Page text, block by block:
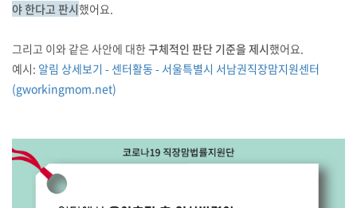
야 한다고 판시했어요.
그리고 이와 같은 사안에 대한구체적인 판단 기준을 제시했어요.
예시: 알림 상세보기 - 센터활동 - 서울특별시 서남권직장맘지원센터
(gworkingmom.net)